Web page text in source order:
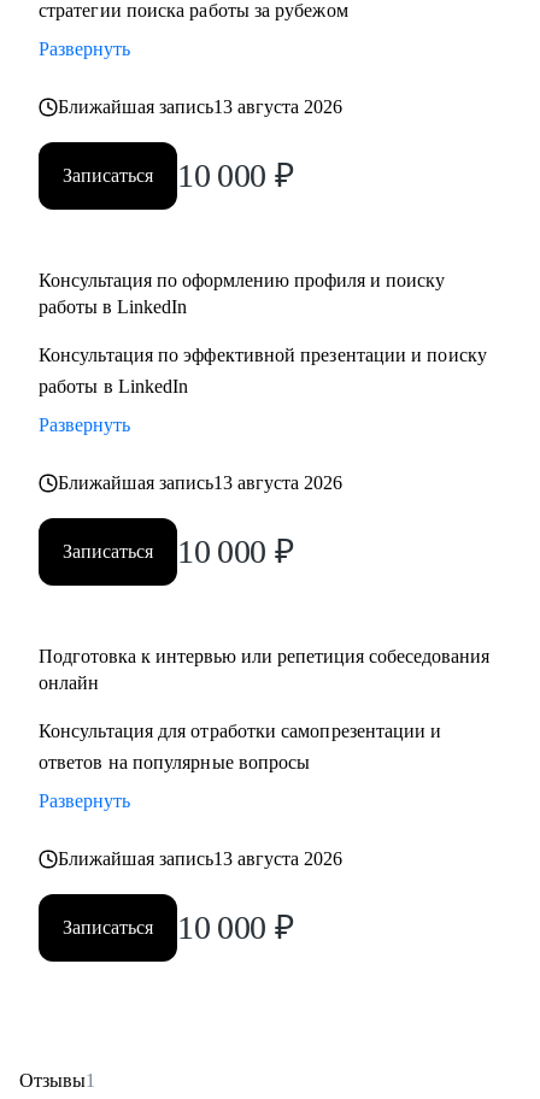
адаптация резюме под конкретную позицию, принципы
работы с джоб бордами, понимание уровня зарплат.
компанией (включая обсуждение зарплаты).
Кому могу помочь:
• Всем специалистам в сфере ИТ и маркетинга, кто хочет
• Руководителям и тем, кто хочет дорасти до
управленческих позиций
стратегии поиска работы за рубежом
Развернуть
Ближайшая запись13 августа 2026
Записаться 10 000 ₽
Консультация по оформлению профиля и поиску
работы в LinkedIn
Консультация по эффективной презентации и поиску
работы в LinkedIn
Развернуть
Ближайшая запись13 августа 2026
Записаться 10 000 ₽
Подготовка к интервью или репетиция собеседования
онлайн
Консультация для отработки самопрезентации и
ответов на популярные вопросы
Развернуть
Ближайшая запись13 августа 2026
Записаться 10 000 ₽
Отзывы1